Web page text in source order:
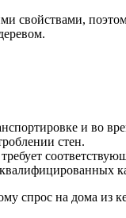
свойствами,
и во
стен.
квалифицированных
спрос на дома из